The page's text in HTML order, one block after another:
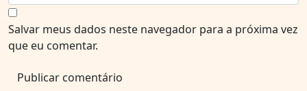
Salvar meus dados neste navegador para a próxima vez
que eu comentar.